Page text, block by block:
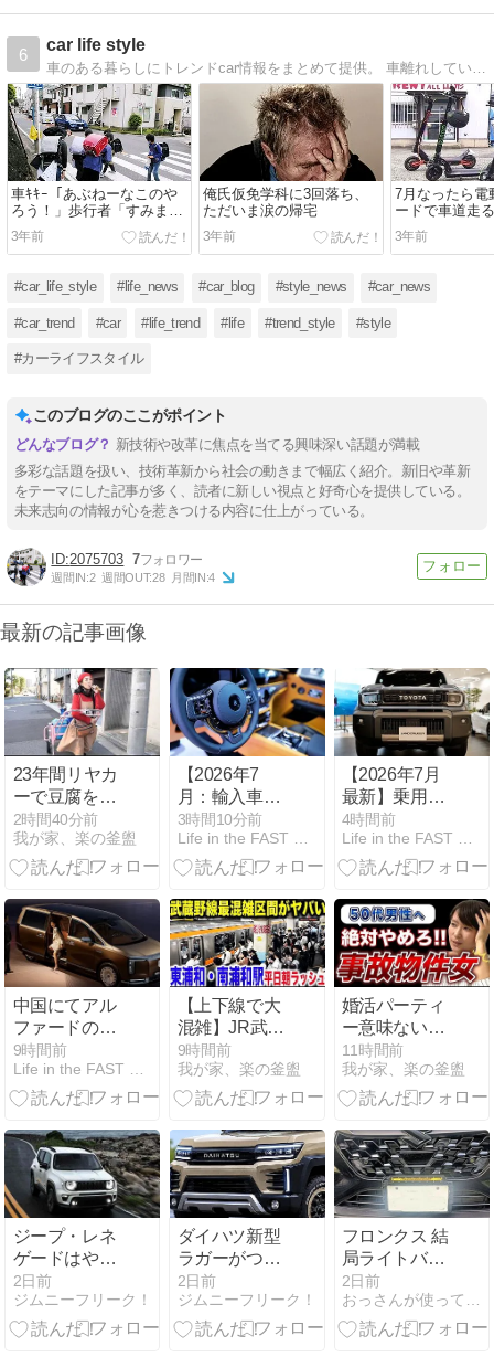
6
car life style
車ｷｷｰ「あぶねーなこのや
ろう！」歩行者「すみませ
ん」ﾍﾟｺﾍﾟｺ←おかしくね？
3年前
俺氏仮免学科に3回落ち、
ただいま涙の帰宅
3年前
7月なったら電
ードで車道走
くｗｗｗｗ
3年前
#car_life_style #life_news #car_blog #style_news #car_news
#car_trend #car #life_trend #life #trend_style #style
#カーライフスタイル
このブログのここがポイント
新技術や改革に焦点を当てる興味深い話題が満載
多彩な話題を扱い、技術革新から社会の動きまで幅広く紹介。新旧や革新
をテーマにした記事が多く、読者に新しい視点と好奇心を提供している。
未来志向の情報が心を惹きつける内容に仕上がっている。
2075703 7
週間IN:2 週間OUT:28 月間IN:4
最新の記事画像
23年間リヤカ
ーで豆腐を売
り続ける女
性！昼は60品
詰め放題弁
格居酒屋にな
る謎多き豆腐
店に密着 -
YouTube
2時間40分前
我が家、楽の釜盥
【2026年7
月：輸入車登
録ランキン
グ】絶好調の
フェラーリや
超高級ブラン
ド、それに対
して縮小を続
ける従来の王
者「メルセデ
ス・ベンツ、
BMW、アウデ
ィ」
3時間10分前
Life in the FAST LANE.
【2026年7月
最新】乗用車
販売台数ラン
キング
TOP50。1位
トヨタ独占。
一方でキック
ス、エルグラ
ンドを投じた
日産が復活の
兆し
4時間前
Life in the FAST LANE.
中国にてアル
ファードの牙
城を揺るがす
超高級ミニバ
ン「マエスト
V800」発表、
1万台の受注
を集める。な
お最上位モデ
ルの価格は
2000万円超
9時間前
Life in the FAST LANE.
【上下線で大
混雑】JR武蔵
野線最混雑区
間の東浦和駅
と南浦和駅の
ュの混雑状況
がヤバすぎた..
京浜東北線も
始発列車ある
けど激しい混
み具合になっ
てました -
YouTube
9時間前
我が家、楽の釜盥
婚活パーティ
ー意味ないで
す #婚活 #婚
活パーティー
#shorts -
11時間前
我が家、楽の釜盥
ジープ・レネ
ゲードはやめ
とけ？買って
はいけないと
言われる5つ
2日前
ジムニーフリーク！
ダイハツ新型
ラガーがつい
に復活！価
格・スペッ
ク・発売日の
2日前
ジムニーフリーク！
フロンクス 結
局ライトバー
を付けた
2日前
おっさんが使ってみた